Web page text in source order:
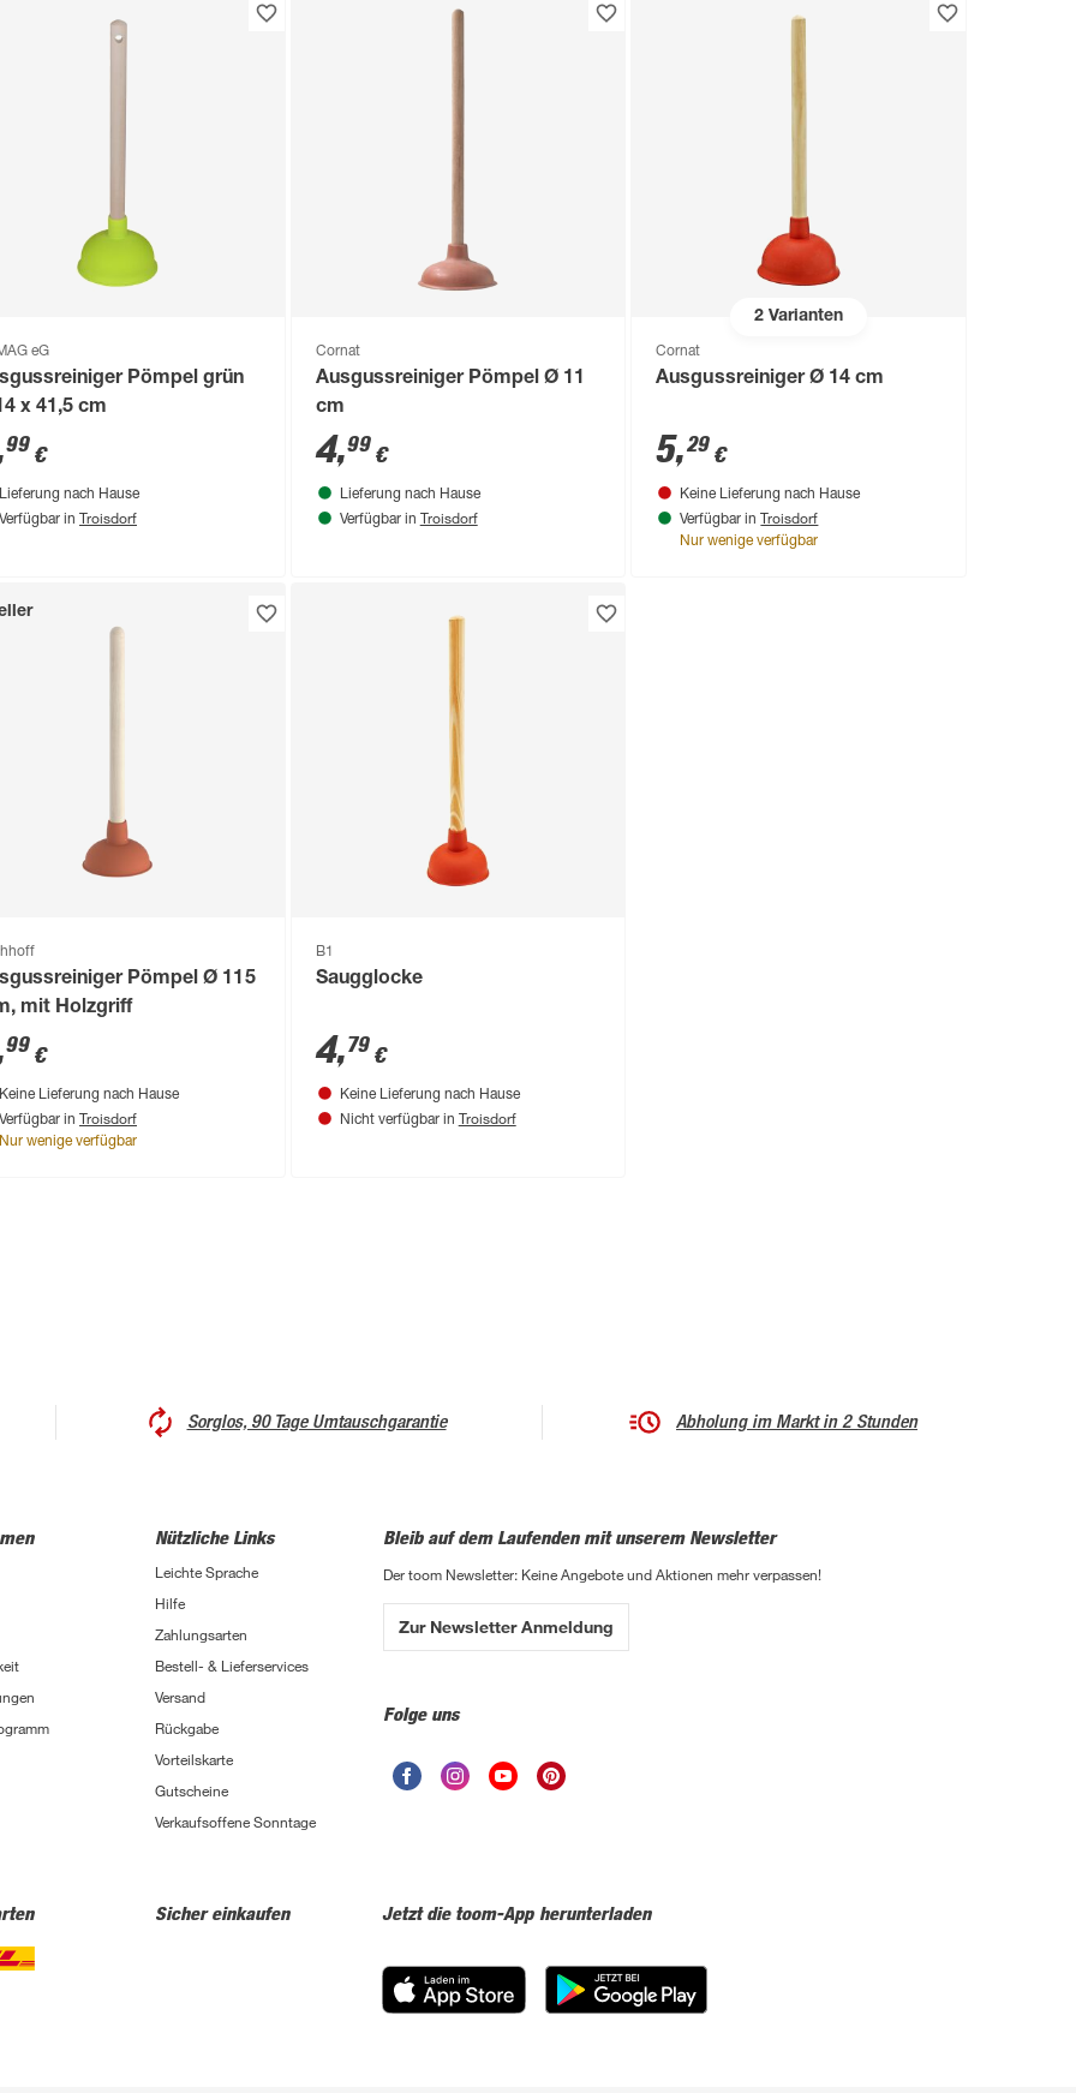
eG
Pömpel grün
x 41,5 cm
99 €
Lieferung nach Hause
Verfügbar in Troisdorf
Cornat
Ausgussreiniger Pömpel Ø 11
cm
4,99€
Lieferung nach Hause
Verfügbar in Troisdorf
2 Varianten
Cornat
Ausgussreiniger Ø 14 cm
5,29 €
Keine Lieferung nach Hause
Verfügbar in Troisdorf
Nur wenige verfügbar
Pömpel Ø 115
mit Holzgriff
99 €
Keine Lieferung nach Hause
Verfügbar in Troisdorf
Nur wenige verfügbar
B1
Saugglocke
4,79€
Keine Lieferung nach Hause
Nicht verfügbar in Troisdorf
Sorglos, 90 Tage Umtauschgarantie Abholung im Markt in 2 Stunden
Nützliche Links
Leichte Sprache
Hilfe
Zahlungsarten
Bestell- & Lieferservices
Versand
Rückgabe
Vorteilskarte
Gutscheine
Verkaufsoffene Sonntage
Bleib auf dem Laufenden mit unserem Newsletter
Der toom Newsletter: Keine Angebote und Aktionen mehr verpassen!
Zur Newsletter Anmeldung
Folge uns
Sicher einkaufen Jetzt die toom-App herunterladen